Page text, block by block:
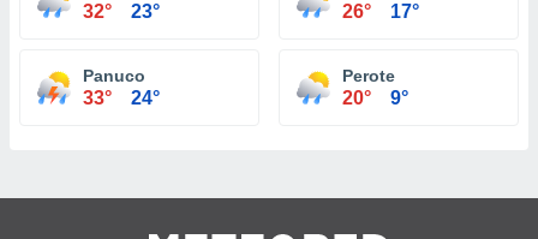
32° 23° 26° 17°
Panuco
33° 24°
Perote
20° 9°